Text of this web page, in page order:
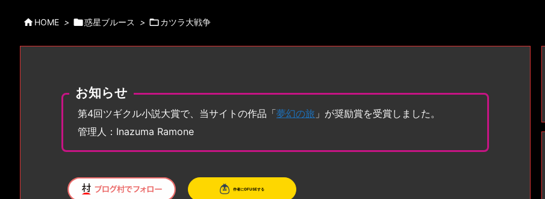
HOME > 惑星ブルース > カツラ大戦争
お知らせ
第4回ツギクル小説大賞で、当サイトの作品「夢幻の旅 」が奨励賞を受賞しました。
管理人：Inazuma Ramone